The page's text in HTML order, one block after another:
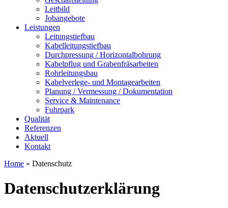
Leitbild
Jobangebote
Leistungen
Leitungstiefbau
Kabelleitungstiefbau
Durchpressung / Horizontalbohrung
Kabelpflug und Grabenfräsarbeiten
Rohrleitungsbau
Kabelverlege- und Montagearbeiten
Planung / Vermessung / Dokumentation
Service & Maintenance
Fuhrpark
Qualität
Referenzen
Aktuell
Kontakt
Home » Datenschutz
Datenschutzerklärung